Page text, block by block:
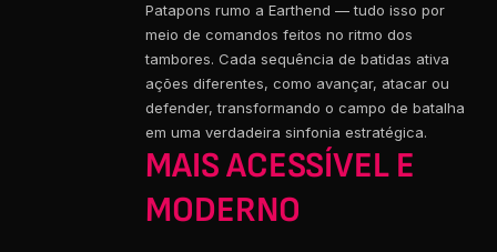
Patapons rumo a Earthend — tudo isso por
meio de comandos feitos no ritmo dos
tambores. Cada sequência de batidas ativa
ações diferentes, como avançar, atacar ou
defender, transformando o campo de batalha
em uma verdadeira sinfonia estratégica.
MAIS ACESSÍVEL E
MODERNO